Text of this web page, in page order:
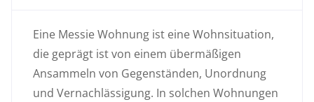
Eine Messie Wohnung ist eine Wohnsituation,
die geprägt ist von einem übermäßigen
Ansammeln von Gegenständen, Unordnung
und Vernachlässigung. In solchen Wohnungen